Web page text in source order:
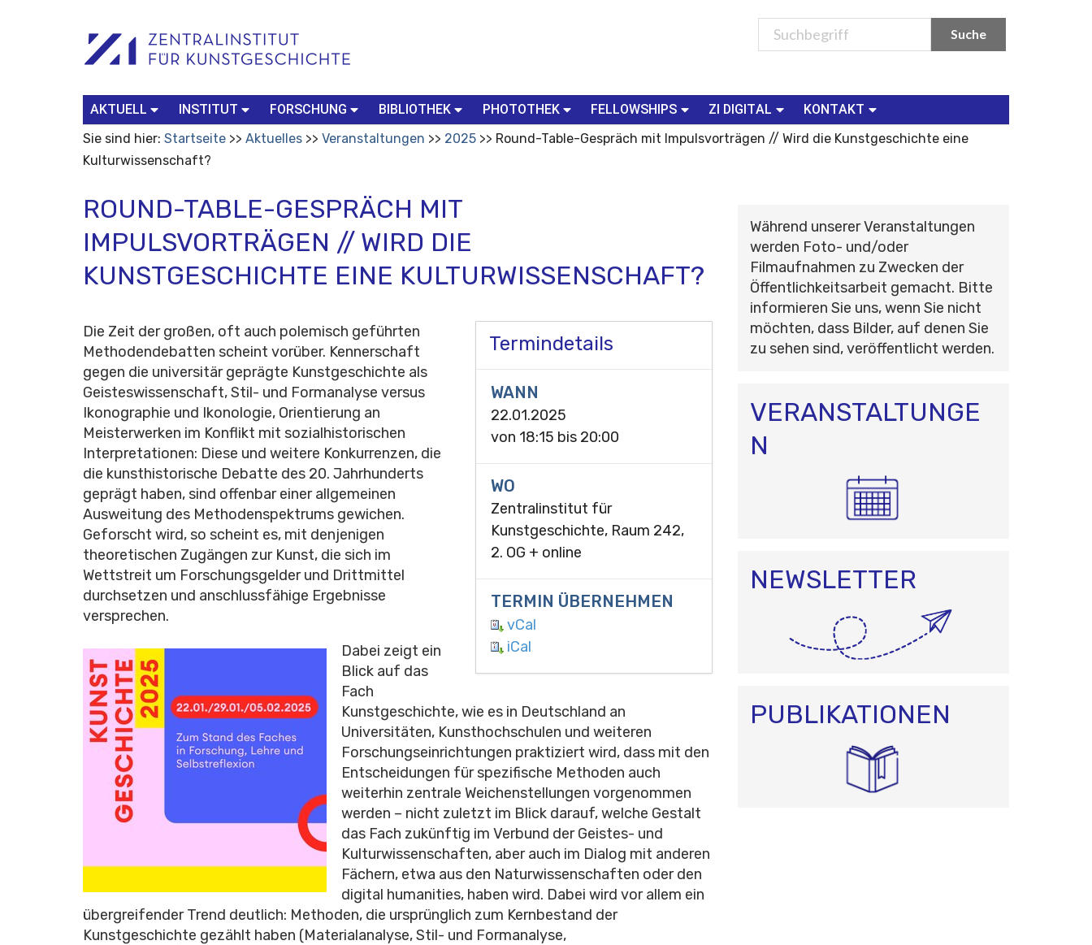
Werkzeuge
Search…
AKTUELL INSTITUT FORSCHUNG BIBLIOTHEK PHOTOTHEK FELLOWSHIPS ZI DIGITAL
KONTAKT
Sie sind hier: Startseite Aktuelles Veranstaltungen 2025
Round-Table-Gespräch mit Impulsvorträgen // Wird die Kunstgeschichte eine
Kulturwissenschaft?
ROUND-TABLE-GESPRÄCH MIT
IMPULSVORTRÄGEN // WIRD DIE
KUNSTGESCHICHTE EINE KULTURWISSENSCHAFT?
Termindetails
WANN
22.01.2025
von 18:15 bis 20:00
WO
Zentralinstitut für
Kunstgeschichte, Raum 242,
2. OG + online
TERMIN ÜBERNEHMEN
vCal
iCal
Die Zeit der großen, oft auch polemisch geführten
Methodendebatten scheint vorüber. Kennerschaft
gegen die universitär geprägte Kunstgeschichte als
Geisteswissenschaft, Stil- und Formanalyse versus
Ikonographie und Ikonologie, Orientierung an
Meisterwerken im Konflikt mit sozialhistorischen
Interpretationen: Diese und weitere Konkurrenzen, die
die kunsthistorische Debatte des 20. Jahrhunderts
geprägt haben, sind offenbar einer allgemeinen
Ausweitung des Methodenspektrums gewichen.
Geforscht wird, so scheint es, mit denjenigen
theoretischen Zugängen zur Kunst, die sich im
Wettstreit um Forschungsgelder und Drittmittel
durchsetzen und anschlussfähige Ergebnisse
versprechen.
Dabei zeigt ein
Blick auf das
Fach
Kunstgeschichte, wie es in Deutschland an
Universitäten, Kunsthochschulen und weiteren
Forschungseinrichtungen praktiziert wird, dass mit den
Entscheidungen für spezifische Methoden auch
weiterhin zentrale Weichenstellungen vorgenommen
werden – nicht zuletzt im Blick darauf, welche Gestalt
das Fach zukünftig im Verbund der Geistes- und
Kulturwissenschaften, aber auch im Dialog mit anderen
Fächern, etwa aus den Naturwissenschaften oder den
digital humanities, haben wird. Dabei wird vor allem ein
übergreifender Trend deutlich: Methoden, die ursprünglich zum Kernbestand der
Kunstgeschichte gezählt haben (Materialanalyse, Stil- und Formanalyse,
Während unserer Veranstaltungen
werden Foto- und/oder
Filmaufnahmen zu Zwecken der
Öffentlichkeitsarbeit gemacht. Bitte
informieren Sie uns, wenn Sie nicht
möchten, dass Bilder, auf denen Sie
zu sehen sind, veröffentlicht werden.
VERANSTALTUNGE
N
NEWSLETTER
PUBLIKATIONEN